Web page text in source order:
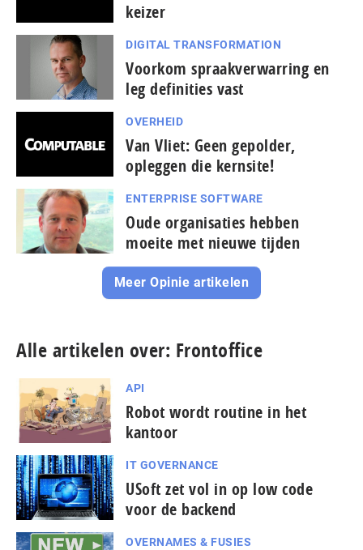
keizer
DIGITAL TRANSFORMATION
Voorkom spraakverwarring en
leg definities vast
OVERHEID
Van Vliet: Geen gepolder,
opleggen die kernsite!
ENTERPRISE SOFTWARE
Oude organisaties hebben
moeite met nieuwe tijden
Meer Opinie artikelen
Alle artikelen over: Frontoffice
API
Robot wordt routine in het
kantoor
IT GOVERNANCE
USoft zet vol in op low code
voor de backend
OVERNAMES & FUSIES